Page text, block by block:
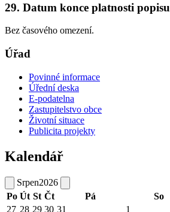
29. Datum konce platnosti popisu
Bez časového omezení.
Úřad
Povinné informace
Úřední deska
E-podatelna
Zastupitelstvo obce
Životní situace
Publicita projekty
Kalendář
Srpen2026
Po Út St Čt Pá So
27 28 29 30 31 1